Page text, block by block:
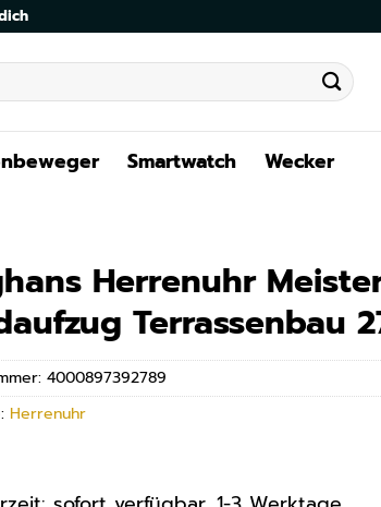
Smartwatch Wecker
Herrenuhr
Terrassenbau
4000897392789
Herrenuhr